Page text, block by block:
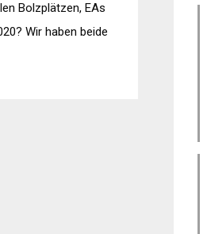
Bolzplätzen, EAs
Wir haben beide